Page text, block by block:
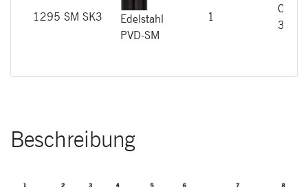
1295 SM SK3
Edelstahl
PVD-SM
1
CHF
Beschreibung